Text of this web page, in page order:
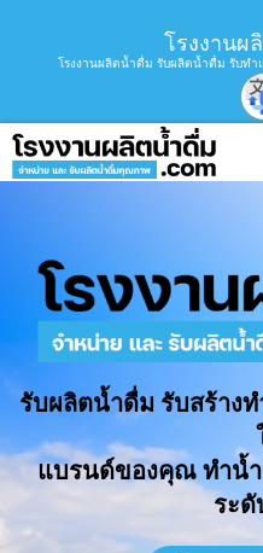
โรงงานผ
โรงงานผลิตน้ำดื่ม รับผลิตน้ำดื่ม รับ
รับผลิตน้ำดื่ม รับสร้าง
แบรนด์ของคุณ ทำน้
ระดั